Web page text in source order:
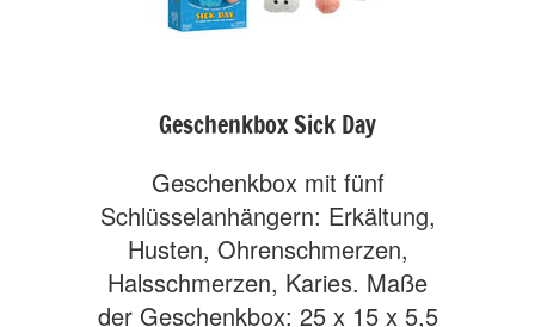
Geschenkbox Sick Day
Geschenkbox mit fünf
Schlüsselanhängern: Erkältung,
Husten, Ohrenschmerzen,
Halsschmerzen, Karies. Maße
der Geschenkbox: 25 x 15 x 5,5